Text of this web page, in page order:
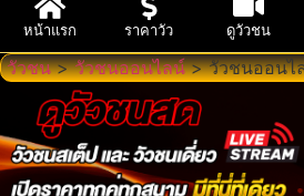
หน้าแรก ราคาวัว ดูวัวชน
วัวชน>วัวชนออนไลน์>วัวชนออนไ